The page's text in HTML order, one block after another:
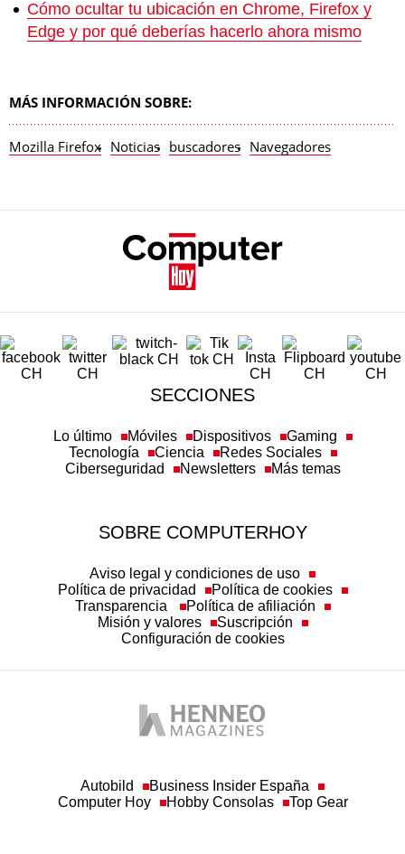
Cómo ocultar tu ubicación en Chrome, Firefox y
Edge y por qué deberías hacerlo ahora mismo
MÁS INFORMACIÓN SOBRE:
Mozilla Firefox Noticias buscadores Navegadores
SECCIONES
Tecnología
Ciencia
Redes Sociales
Ciberseguridad
Newsletters Más temas
Política de privacidad
Política de cookies
Transparencia
Política de afiliación
Misión y valores
Suscripción
Configuración de cookies
Computer Hoy
Hobby Consolas Top Gear